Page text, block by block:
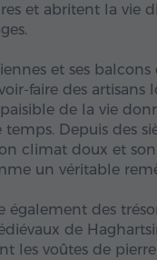
et abritent la vie
et ses balcons
faire des artisans
de la vie
Depuis des
climat doux et
un véritable
également des
de
les voûtes de